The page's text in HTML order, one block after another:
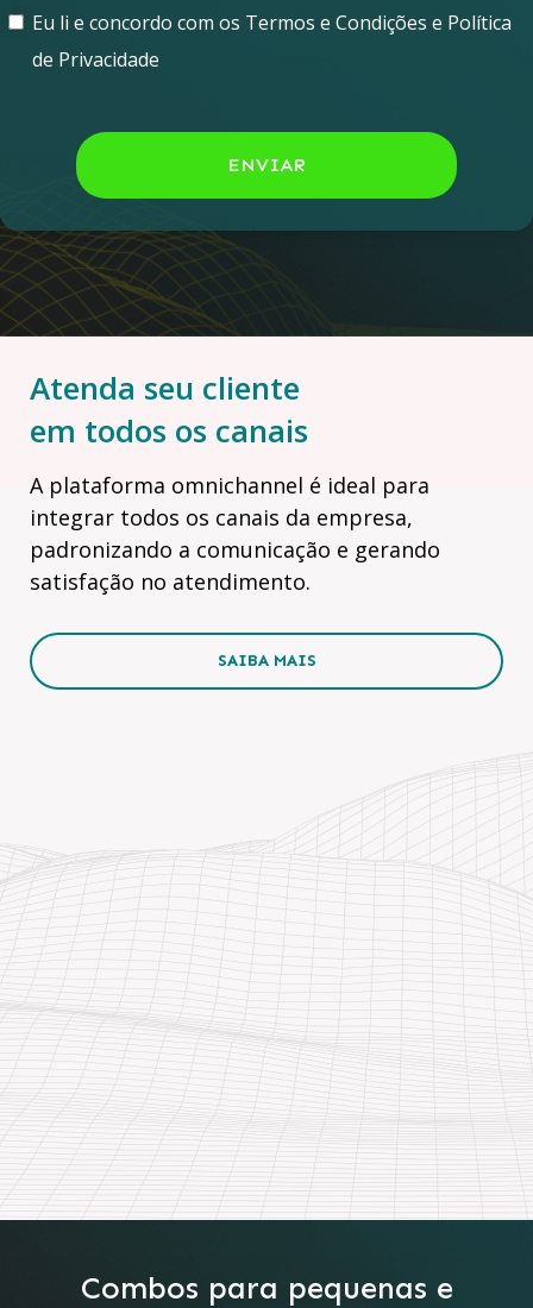
Eu li e concordo com os Termos e Condições e Política
de Privacidade
ENVIAR
Atenda seu cliente
em todos os canais
A plataforma omnichannel é ideal para
integrar todos os canais da empresa,
padronizando a comunicação e gerando
satisfação no atendimento.
SAIBA MAIS
Combos para pequenas e